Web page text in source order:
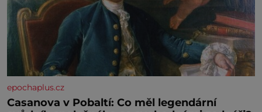
epochaplus.cz
Casanova v Pobaltí: Co měl legendární